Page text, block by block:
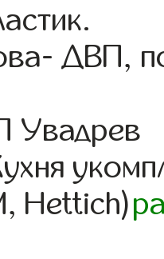
ДВП,
Увадрев
Hettich)